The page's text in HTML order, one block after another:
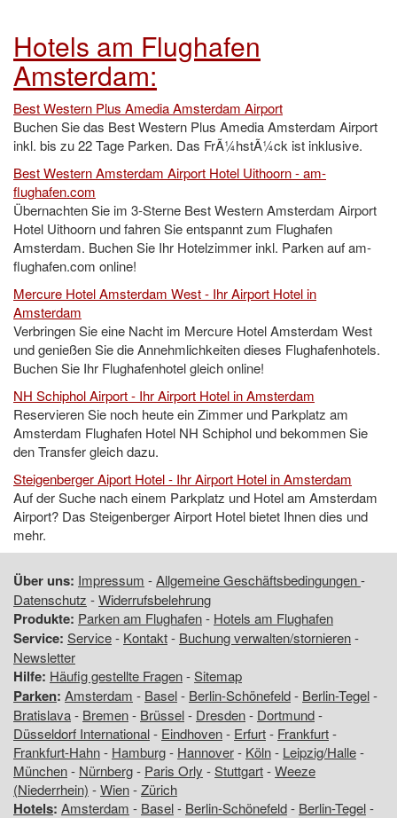
Hotels am Flughafen
Amsterdam:
Best Western Plus Amedia Amsterdam Airport
Buchen Sie das Best Western Plus Amedia Amsterdam Airport
inkl. bis zu 22 Tage Parken. Das FrÃ¼hstÃ¼ck ist inklusive.
Best Western Amsterdam Airport Hotel Uithoorn - am-
flughafen.com
Übernachten Sie im 3-Sterne Best Western Amsterdam Airport
Hotel Uithoorn und fahren Sie entspannt zum Flughafen
Amsterdam. Buchen Sie Ihr Hotelzimmer inkl. Parken auf am-
flughafen.com online!
Mercure Hotel Amsterdam West - Ihr Airport Hotel in
Amsterdam
Verbringen Sie eine Nacht im Mercure Hotel Amsterdam West
und genießen Sie die Annehmlichkeiten dieses Flughafenhotels.
Buchen Sie Ihr Flughafenhotel gleich online!
NH Schiphol Airport - Ihr Airport Hotel in Amsterdam
Reservieren Sie noch heute ein Zimmer und Parkplatz am
Amsterdam Flughafen Hotel NH Schiphol und bekommen Sie
den Transfer gleich dazu.
Steigenberger Aiport Hotel - Ihr Airport Hotel in Amsterdam
Auf der Suche nach einem Parkplatz und Hotel am Amsterdam
Airport? Das Steigenberger Airport Hotel bietet Ihnen dies und
mehr.
Über uns: Impressum -Allgemeine Geschäftsbedingungen-
Datenschutz -Widerrufsbelehrung
Produkte: Parken am Flughafen- Hotels am Flughafen
Service: Service- Kontakt- Buchung verwalten/stornieren-
Newsletter
Hilfe: Häufig gestellte Fragen-Sitemap
Parken: Amsterdam - Basel- Berlin-Schönefeld- Berlin-Tegel-
Bratislava- Bremen- Brüssel- Dresden- Dortmund-
Düsseldorf International- Eindhoven- Erfurt- Frankfurt-
Frankfurt-Hahn- Hamburg- Hannover- Köln- Leipzig/Halle-
München- Nürnberg- Paris Orly -Stuttgart-Weeze
(Niederrhein) -Wien-Zürich
Hotels: Amsterdam - Basel- Berlin-Schönefeld- Berlin-Tegel-